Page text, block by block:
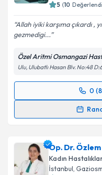
5 (10
Allah iyiki karşıma çıkardı ,
gezmedigi...
Özel Aritmi Osmangazi
Ulu, Ulubatlı Hasan Blv. No:48
0
Randevu Takvimi
takvim
E-posta Adresiniz
Op. Dr.
Kadın
İstanbul,